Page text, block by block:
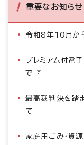
重要なお知らせ
令和8年10月か
プレミアム付電
で
最高裁判決を踏
て
家庭用ごみ・資